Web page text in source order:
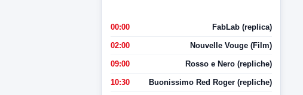
00:00 FabLab (replica)
02:00 Nouvelle Vouge (Film)
09:00 Rosso e Nero (repliche)
10:30 Buonissimo Red Roger (repliche)